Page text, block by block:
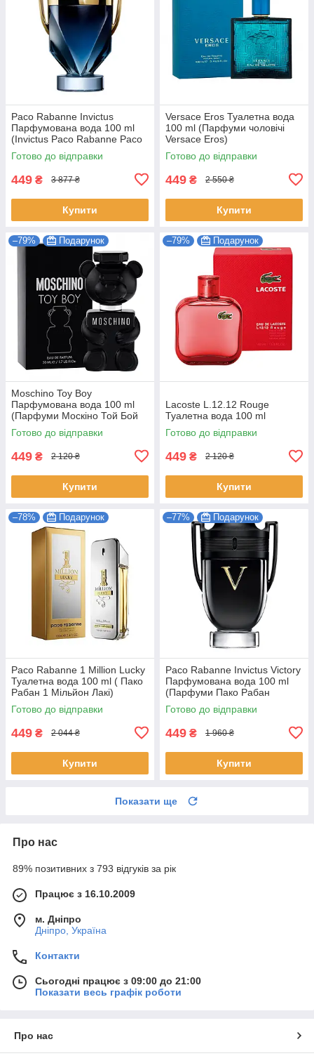
Paco Rabanne Invictus
Парфумована вода 100 ml
(Invictus Pаco Rabanne Paco
Пако Рабан Парфуми від
Paco Rabanne)
Готово до відправки
449 ₴ 3 877 ₴
Купити
Versace Eros Туалетна вода
100 ml (Парфуми чоловічі
Versace Eros)
Готово до відправки
449 ₴ 2 550 ₴
Купити
–79% Подарунок
Moschino Toy Boy
Парфумована вода 100 ml
(Парфуми Москіно Той Бой
Чоловічі EDP)
Готово до відправки
449 ₴ 2 120 ₴
Купити
–79% Подарунок
Lacoste L.12.12 Rouge
Туалетна вода 100 ml
Готово до відправки
449 ₴ 2 120 ₴
Купити
–78% Подарунок
Paco Rabanne 1 Million Lucky
Туалетна вода 100 ml ( Пако
Рабан 1 Мільйон Лакі)
Готово до відправки
449 ₴ 2 044 ₴
Купити
–77% Подарунок
Paco Rabanne Invictus Victory
Парфумована вода 100 ml
(Парфуми Пако Рабан
Інквіктус Вікторі Чоловічі)
Готово до відправки
449 ₴ 1 960 ₴
Купити
Показати ще
Про нас
89% позитивних з 793 відгуків за рік
Працює з 16.10.2009
м. Дніпро
Дніпро, Україна
Контакти
Сьогодні працює з 09:00 до 21:00
Показати весь графік роботи
Про нас